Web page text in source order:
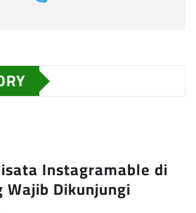
Instagramable di
Dikunjungi